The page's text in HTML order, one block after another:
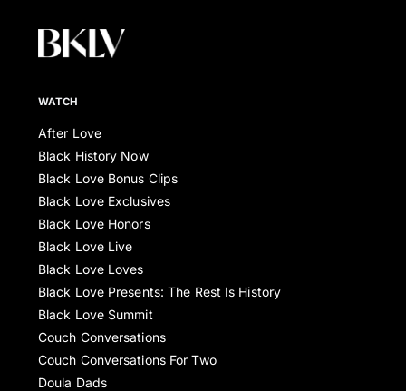
WATCH
After Love
Black History Now
Black Love Bonus Clips
Black Love Exclusives
Black Love Honors
Black Love Live
Black Love Loves
Black Love Presents: The Rest Is History
Black Love Summit
Couch Conversations
Couch Conversations For Two
Doula Dads